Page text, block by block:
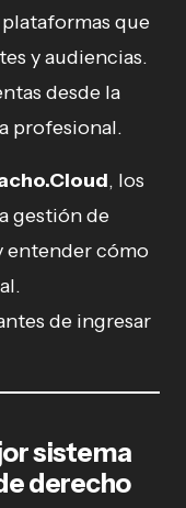
que
y audiencias.
desde la
profesional.
, los
gestión de
entender cómo
de ingresar
sistema
derecho